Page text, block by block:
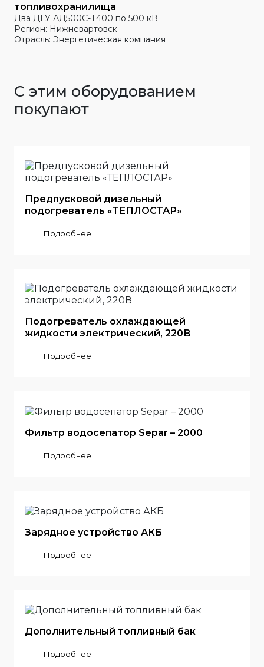
топливохранилища
Два ДГУ АД500С-Т400 по 500 кВ
Регион: Нижневартовск
Отрасль: Энергетическая компания
С этим оборудованием
покупают
Предпусковой дизельный
подогреватель «ТЕПЛОСТАР»
Подробнее
Подогреватель охлаждающей
жидкости электрический, 220В
Подробнее
Фильтр водосепатор Separ – 2000
Подробнее
Зарядное устройство АКБ
Подробнее
Дополнительный топливный бак
Подробнее